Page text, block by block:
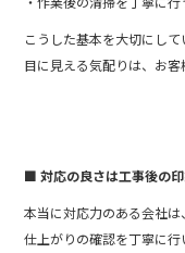
こうした基本を大切にして
目に見える気配りは、お客
■ 対応の良さは工事後の
本当に対応力のある会社は
仕上がりの確認を丁寧に